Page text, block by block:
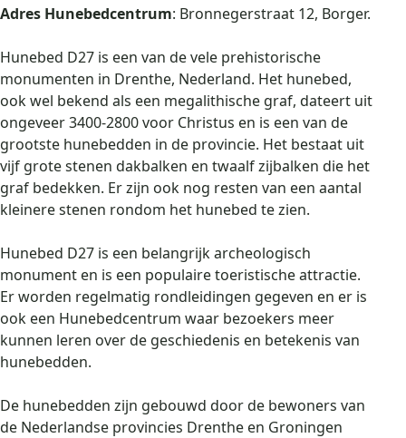
Adres Hunebedcentrum: Bronnegerstraat 12, Borger.
Hunebed D27 is een van de vele prehistorische
monumenten in Drenthe, Nederland. Het hunebed,
ook wel bekend als een megalithische graf, dateert uit
ongeveer 3400-2800 voor Christus en is een van de
grootste hunebedden in de provincie. Het bestaat uit
vijf grote stenen dakbalken en twaalf zijbalken die het
graf bedekken. Er zijn ook nog resten van een aantal
kleinere stenen rondom het hunebed te zien.
Hunebed D27 is een belangrijk archeologisch
monument en is een populaire toeristische attractie.
Er worden regelmatig rondleidingen gegeven en er is
ook een Hunebedcentrum waar bezoekers meer
kunnen leren over de geschiedenis en betekenis van
hunebedden.
De hunebedden zijn gebouwd door de bewoners van
de Nederlandse provincies Drenthe en Groningen